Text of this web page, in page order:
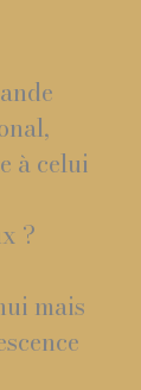
à celui
?
mais